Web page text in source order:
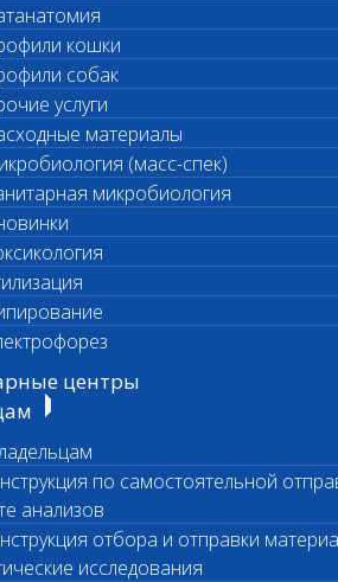
кошки
собак
услуги
материалы
(масс-спек)
микробиология
центры
по самостоятельной
анализов
отбора и отправки
исследования
28.07.2026
срочных